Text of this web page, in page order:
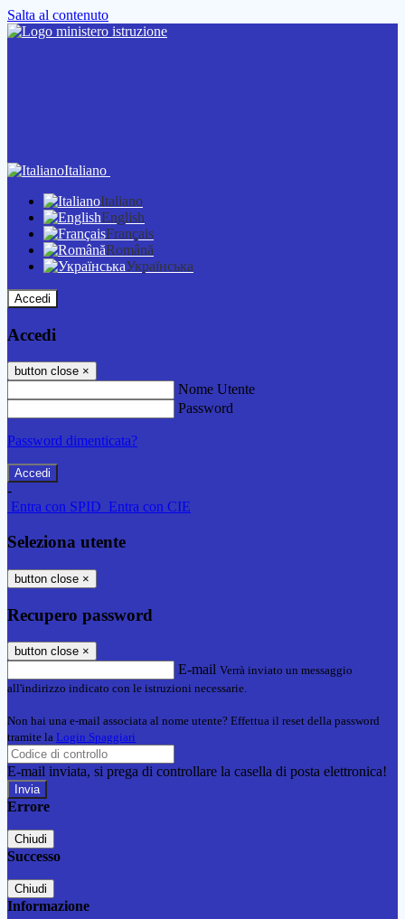
Salta al contenuto
Italiano
Italiano
English
Français
Română
Українська
Accedi
Accedi
button close ×
Nome Utente
Password
Password dimenticata?
-
Entra con SPID Entra con CIE
Seleziona utente
button close ×
Recupero password
button close ×
E-mail Verrà inviato un messaggio
all'indirizzo indicato con le istruzioni necessarie.
Non hai una e-mail associata al nome utente? Effettua il reset della password
tramite la Login Spaggiari
E-mail inviata, si prega di controllare la casella di posta elettronica!
Errore
Chiudi
Successo
Chiudi
Informazione